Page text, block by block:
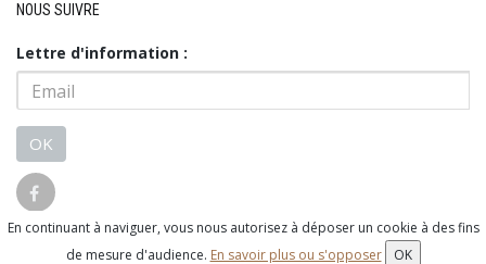
NOUS SUIVRE
Lettre d'information :
OK
© 2026 - Logiciel
SaasFood - Logiciel de gestion de commande sur
En continuant à naviguer, vous nous autorisez à déposer un cookie à des fins
de mesure d'audience. En savoir plus ou s'opposer OK